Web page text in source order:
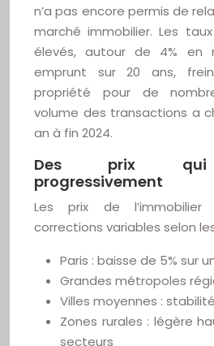
n’a pas encore permis de
marché immobilier. Les
élevés, autour de 4% en
emprunt sur 20 ans,
propriété pour de
volume des transactions a
an à fin 2024.
Des prix qui
progressivement
Les prix de l’immobilier
corrections variables selon
Paris : baisse de 5% sur
Grandes métropoles
Villes moyennes :
Zones rurales : légère
secteurs